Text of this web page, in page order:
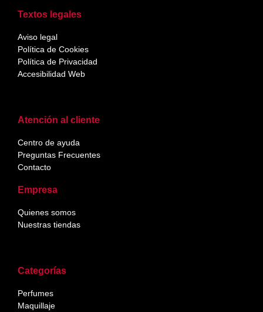
Categorías
Perfumes
Maquillaje
Atención al cliente
Centro de ayuda
Preguntas Frecuentes
Contacto
Empresa
Quienes somos
Nuestras tiendas
Textos legales
Aviso legal
Política de Cookies
Política de Privacidad
Accesibilidad Web